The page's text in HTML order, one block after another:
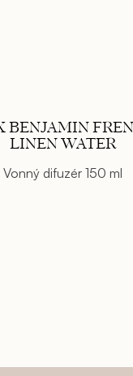
BENJAMIN
LINEN WATER
Vonný difuzér 150 ml